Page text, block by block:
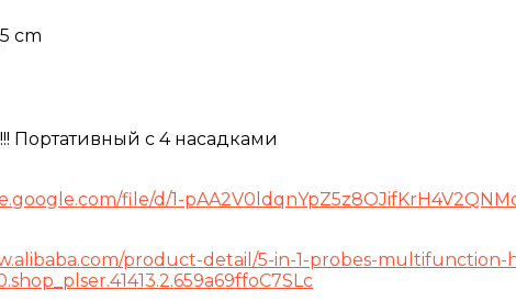
cm
Портативный с 4 насадками
file/d/1-
product-detail/5-in-1-probes-multifunction-